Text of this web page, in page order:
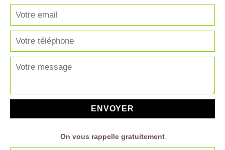
On vous rappelle gratuitement